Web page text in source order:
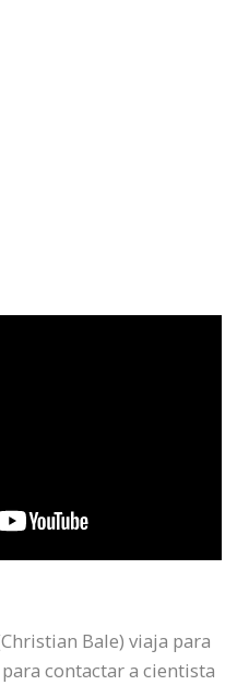
Bale) viaja para
contactar a cientista